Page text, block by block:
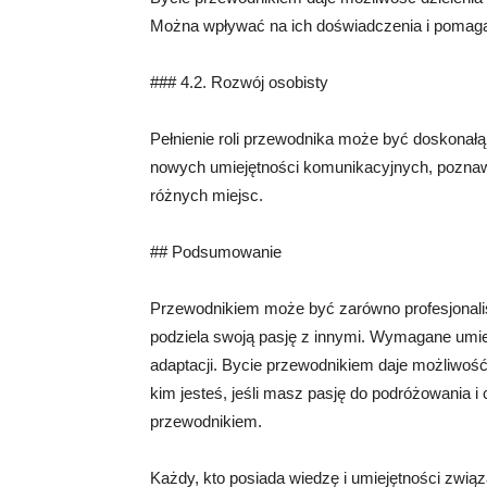
Można wpływać na ich doświadczenia i
### 4.2. Rozwój osobisty
Pełnienie roli przewodnika może być
nowych umiejętności komunikacyjnych,
różnych miejsc.
## Podsumowanie
Przewodnikiem może być zarówno
podziela swoją pasję z innymi. Wymagane
adaptacji. Bycie przewodnikiem daje
kim jesteś, jeśli masz pasję do podróżowania
przewodnikiem.
Każdy, kto posiada wiedzę i umiejętności